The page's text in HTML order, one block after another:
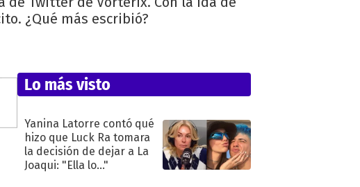
¿Qué más escribió?
Lo más visto
Yanina Latorre contó qué
hizo que Luck Ra tomara
la decisión de dejar a La
Joaqui: "Ella lo..."